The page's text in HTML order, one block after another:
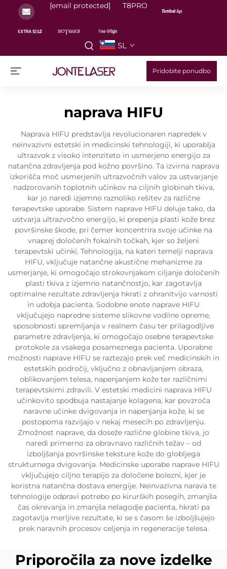
[email protected] T8PRO
SL
Pridobite ponudbo
naprava HIFU
Naprava HIFU predstavlja revolucionaren napredek v
neinvazivni estetski in medicinski tehnologiji, ki uporablja
ultrazvok z visoko intenziteto in usmerjeno energijo za
natančna zdravljenja pod kožno površino. Ta izvirna naprava
izkorišča moč usmerjenih ultrazvočnih valov za ustvarjanje
nadzorovanih toplotnih učinkov na ciljnih globinah tkiva,
kar jo naredi izjemno raznoliko rešitev za različne
terapevtske uporabe. Sistem naprave HIFU deluje tako, da
ustvarja ultrazvočno energijo, ki prepenja plasti kože brez
površinske škode, pri čemer koncentrira svoje učinke na
vnaprej določenih fokalnih točkah, kjer so željeni
terapevtski učinki. Tehnologija, na kateri temelji naprava
HIFU, vključuje natančne akustične mehanizme za
usmerjanje, ki omogočajo strokovnjakom ciljanje določenih
plasti tkiva z izjemno natančnostjo, kar zagotavlja
optimalne rezultate zdravljenja hkrati z ohranitvijo varnosti
in udobja pacienta. Sodobne enote naprave HIFU
vključujejo napredne sisteme slikovne vodilne opreme,
sposobnosti spremljanja v realnem času ter prilagodljive
parametre zdravljenja, ki omogočajo osebne terapevtske
protokole za vsakega posameznega pacienta. Uporabne
možnosti naprave HIFU se raztezajo prek več medicinskih in
estetskih področij, vključno z obnavljanjem obraza,
oblikovanjem telesa, napenjanjem kože ter različnimi
terapevtskimi zdravili. V estetski medicini naprava HIFU
učinkovito spodbuja nastajanje kolagena, kar povzroča
naravne učinke dvigovanja in napenjanja kože, ki se
postopoma razvijajo v nekaj mesecih po zdravljenju.
Zmožnost naprave, da doseže različne globine tkiva, jo
naredi primerno za obravnavo različnih težav – od
izboljšanja površinske teksture kože do globljega
strukturnega dvigovanja. Medicinske uporabe naprave HIFU
vključujejo ciljno terapijo za določene bolezni, kjer je
koristna natančna dostava energije. Neinvazivna narava te
tehnologije odpravi potrebo po kirurških posegih, zmanjša
čas okrevanja in zmanjša nelagodje pacienta, hkrati pa
zagotavlja merljive rezultate, ki se s časom še izboljšujejo
prek naravnih procesov celjenja in regeneracije telesa.
Priporočila za nove izdelke